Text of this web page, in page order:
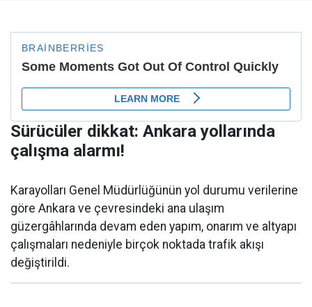
Sürücüler dikkat: Ankara yollarında
çalışma alarmı!
Karayolları Genel Müdürlüğünün yol durumu verilerine
göre Ankara ve çevresindeki ana ulaşım
güzergâhlarında devam eden yapım, onarım ve altyapı
çalışmaları nedeniyle birçok noktada trafik akışı
değiştirildi.